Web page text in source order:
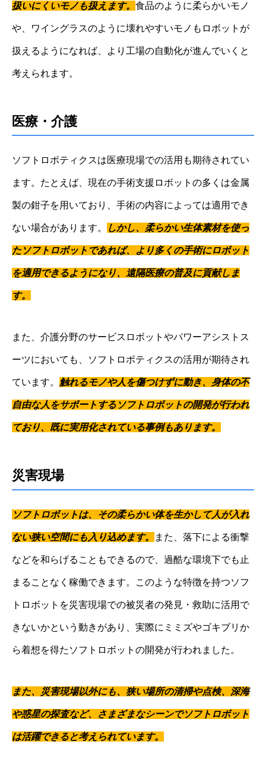
扱いにくいモノも扱えます。 食品のように柔らかいモノ
や、ワイングラスのように壊れやすいモノもロボットが
扱えるようになれば、より工場の自動化が進んでいくと
考えられます。
医療・介護
ソフトロボティクスは医療現場での活用も期待されてい
ます。たとえば、現在の手術支援ロボットの多くは金属
製の鉗子を用いており、手術の内容によっては適用でき
ない場合があります。 しかし、柔らかい生体素材を使っ
たソフトロボットであれば、より多くの手術にロボット
を適用できるようになり、遠隔医療の普及に貢献しま
す。
また、介護分野のサービスロボットやパワーアシストス
ーツにおいても、ソフトロボティクスの活用が期待され
ています。 触れるモノや人を傷つけずに動き、身体の不
自由な人をサポートするソフトロボットの開発が行われ
ており、既に実用化されている事例もあります。
災害現場
ソフトロボットは、その柔らかい体を生かして人が入れ
ない狭い空間にも入り込めます。 また、落下による衝撃
などを和らげることもできるので、過酷な環境下でも止
まることなく稼働できます。このような特徴を持つソフ
トロボットを災害現場での被災者の発見・救助に活用で
きないかという動きがあり、実際にミミズやゴキブリか
ら着想を得たソフトロボットの開発が行われました。
また、災害現場以外にも、狭い場所の清掃や点検、深海
や惑星の探査など、さまざまなシーンでソフトロボット
は活躍できると考えられています。